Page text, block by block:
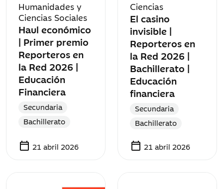
Humanidades y
Ciencias Sociales
Haul económico
| Primer premio
Reporteros en
la Red 2026 |
Educación
Financiera
Secundaria
Bachillerato
calendar_today 21 abril 2026
Ciencias
El casino
invisible |
Reporteros en
la Red 2026 |
Bachillerato |
Educación
financiera
Secundaria
Bachillerato
calendar_today 21 abril 2026